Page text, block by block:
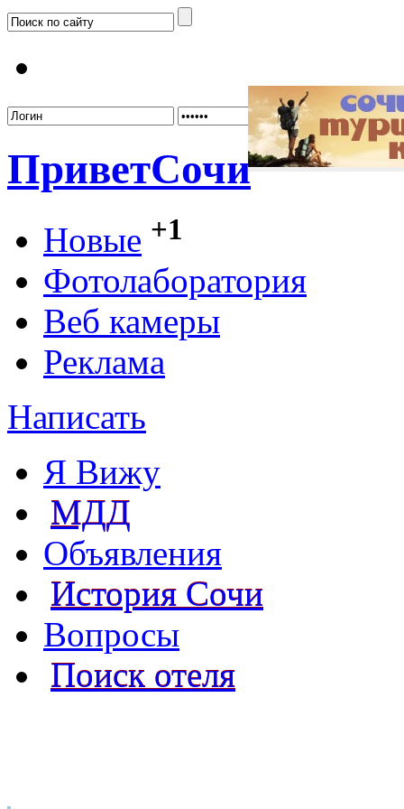
ПриветСочи
Новые +1
Фотолаборатория
Веб камеры
Реклама
Написать
Я Вижу
МДД
Объявления
История Сочи
Вопросы
Поиск отеля